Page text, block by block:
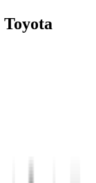
Toyota